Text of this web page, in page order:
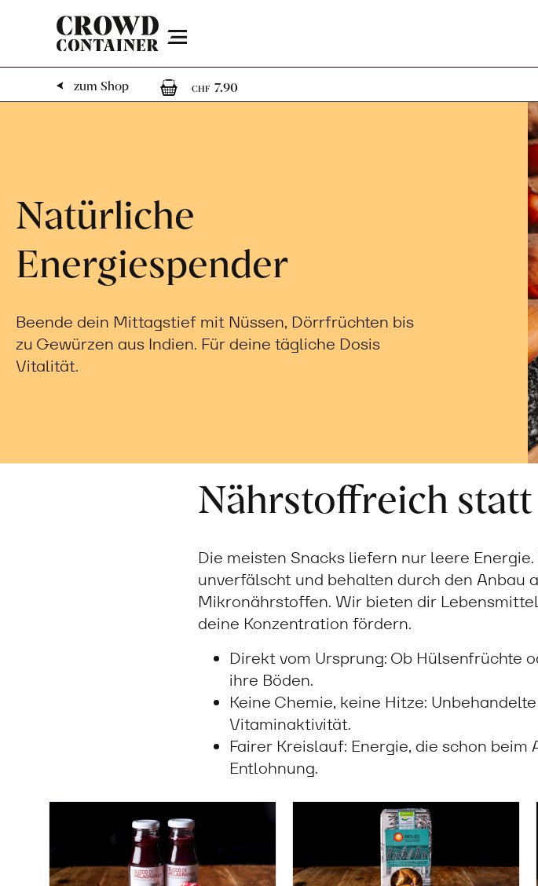
Menu
zum Shop
CHF 7.90
Natürliche
Energiespender
Beende dein Mittagstief mit Nüssen, Dörrfrüchten bis
zu Gewürzen aus Indien. Für deine tägliche Dosis
Vitalität.
Nährstoffreich
Die meisten Snacks liefern nur leere
unverfälscht und behalten durch den Anbau
Mikronährstoffen. Wir bieten dir
deine Konzentration fördern.
Direkt vom Ursprung: Ob Hülsenfrüchte
ihre Böden.
Keine Chemie, keine Hitze:
Vitaminaktivität.
Fairer Kreislauf: Energie, die schon
Entlohnung.